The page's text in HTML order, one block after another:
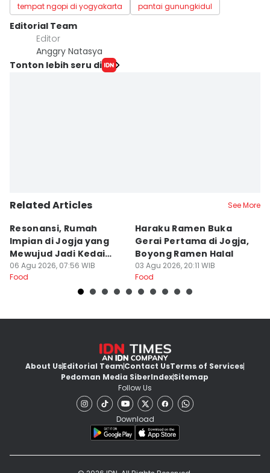
tempat ngopi di yogyakarta
pantai gunungkidul
Editorial Team
Editor
Anggry Natasya
Tonton lebih seru di
Related Articles See More
Resonansi, Rumah
Impian di Jogja yang
Mewujud Jadi Kedai
Ramen dan Burger
06 Agu 2026, 07:56 WIB
Food
Haraku Ramen Buka
Gerai Pertama di Jogja,
Boyong Ramen Halal
03 Agu 2026, 20:11 WIB
Food
About UsEditorial TeamContact UsTerms of Services
Pedoman Media SiberIndexSitemap
Follow Us
Download